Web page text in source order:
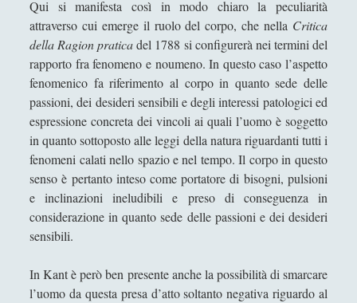
Qui si manifesta così in modo chiaro la peculiarità
attraverso cui emerge il ruolo del corpo, che nella Critica
della Ragion praticadel 1788 si configurerà nei termini del
rapporto fra fenomeno e noumeno. In questo caso l’aspetto
fenomenico fa riferimento al corpo in quanto sede delle
passioni, dei desideri sensibili e degli interessi patologici ed
espressione concreta dei vincoli ai quali l’uomo è soggetto
in quanto sottoposto alle leggi della natura riguardanti tutti i
fenomeni calati nello spazio e nel tempo. Il corpo in questo
senso è pertanto inteso come portatore di bisogni, pulsioni
e inclinazioni ineludibili e preso di conseguenza in
considerazione in quanto sede delle passioni e dei desideri
sensibili.
In Kant è però ben presente anche la possibilità di smarcare
l’uomo da questa presa d’atto soltanto negativa riguardo al